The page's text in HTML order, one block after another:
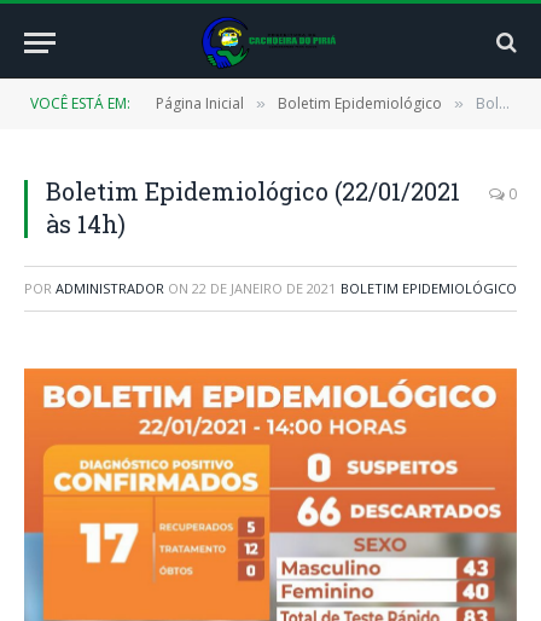
VOCÊ ESTÁ EM: Página Inicial » Boletim Epidemiológico » Boletim Epidemiológico (22/01/2021 às 14h)
Boletim Epidemiológico (22/01/2021
às 14h)
0
POR ADMINISTRADOR ON 22 DE JANEIRO DE 2021 BOLETIM EPIDEMIOLÓGICO